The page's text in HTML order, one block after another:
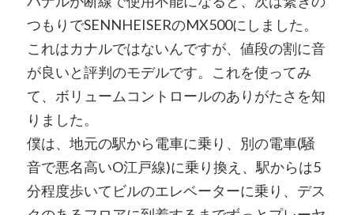
つもりでSENNHEISERのMX500にしました。
これはカナルではないんですが、値段の割に音
が良いと評判のモデルです。これを使ってみ
て、ボリュームコントロールのありがたさを知
りました。
僕は、地元の駅から電車に乗り、別の電車(騒
音で悪名高いO江戸線)に乗り換え、駅からは5
分程度歩いてビルのエレベーターに乗り、デス